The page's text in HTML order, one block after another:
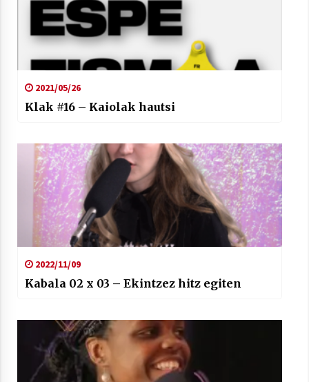
2021/05/26
Klak #16 – Kaiolak hautsi
2022/11/09
Kabala 02 x 03 – Ekintzez hitz egiten